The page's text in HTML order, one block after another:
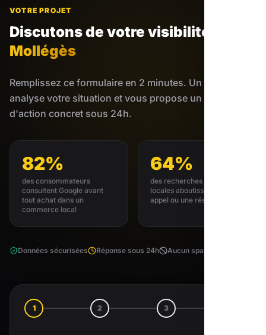
VOTRE PROJET
Discutons de votre visibilité
Mollégès
Remplissez ce formulaire en 2 minutes. Un expert
analyse votre situation et vous propose un plan
d'action concret sous 24h.
82%
des consommateurs
consultent Google avant
tout achat dans un
commerce local
64%
des recherches GMB
locales aboutissent à un
appel ou une réservation
Données sécurisées Réponse sous 24h Aucun spam
1 2 3